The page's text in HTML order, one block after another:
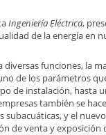
Ingeniería Eléctrica,
de la energía en
funciones, la
de los parámetros
de instalación, hasta
también se
subacuáticas, y el
de venta y